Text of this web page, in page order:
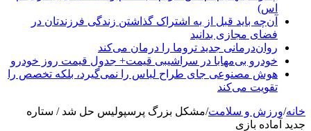
اس)
آن‌چه باید قبل از به اشتراک گذاشتن زندگی فرزندتان در
فضای مجازی بدانید
روان‌درمانی جدید تروما را درمان می‌کند
خودرو بی‌مهابا در سراشیبی قیمت+ جدول قیمت روز خودرو
هوش مصنوعی جای طراح لباس را نمی‌گیرد، بلکه تخصص را
تقویت می‌کند
خانه/ورزش و سلامت/مشکل بزرگ پرسپولیس حل شد / ستاره
جدید آماده بازی